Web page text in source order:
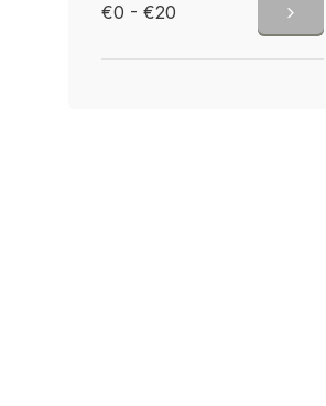
€0 - €20